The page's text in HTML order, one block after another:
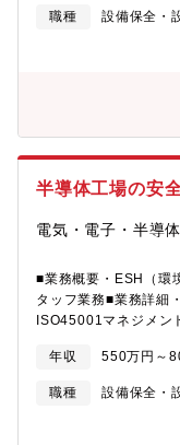
ネジメント業務に携
業部の業務となりま
認検査業務などの一
の指導育成や目標管
のための新拠点開発
共にその基盤をつく
ついて：正社員４名
す。■当社について：
電機グループのユニ
した。地元三重のお
いりました。今後は
気保安体制の拡充と品
に向けた国内企業の
当社へのご依頼も増え
職種
設備保全・
半導体工場の安
電気・電子・半導
■業務概要・ESH（環
タッフ業務■業務詳細
ISO45001マネジメン
ベンダー（請負業者
年収 550万円～
職種
設備保全・